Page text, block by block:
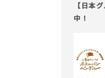
【日本
中！